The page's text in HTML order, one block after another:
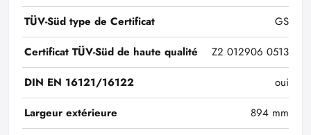
TÜV-Süd type de Certificat
GS
Certificat TÜV-Süd de haute qualité
Z2 012906 0513
DIN EN 16121/16122
oui
Largeur extérieure
894 mm